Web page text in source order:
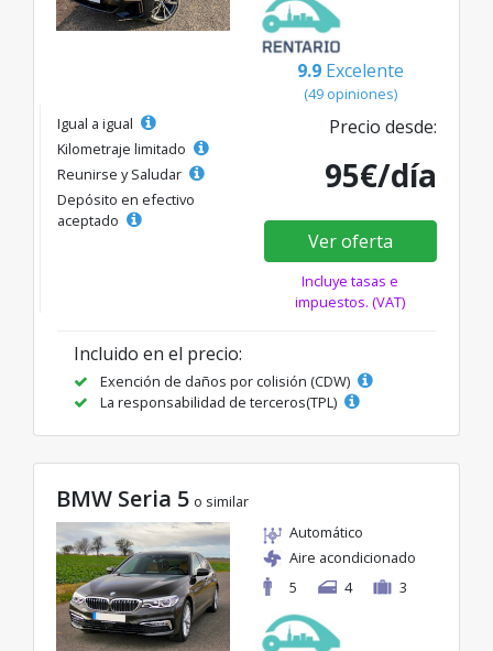
9.9 Excelente
(49 opiniones)
Igual a igual
Kilometraje limitado
Reunirse y Saludar
Depósito en efectivo
aceptado
Precio desde:
95€/día
Ver oferta
Incluye tasas e
impuestos. (VAT)
Incluido en el precio:
Exención de daños por colisión (CDW)
La responsabilidad de terceros(TPL)
BMW Seria 5 o similar
Automático
Aire acondicionado
5
4 3